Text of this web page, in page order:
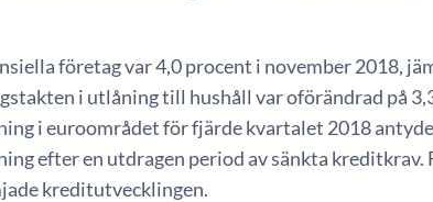
företag var 4,0 procent i november 2018,
i utlåning till hushåll var oförändrad på
i euroområdet för fjärde kvartalet 2018
efter en utdragen period av sänkta kreditkrav.
kreditutvecklingen.